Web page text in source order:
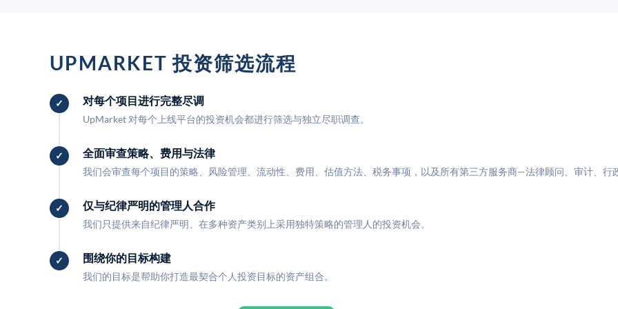
UPMARKET 投资筛选流程
对每个项目进行完整尽调
UpMarket 对每个上线平台的投资机会都进行筛选与独立尽职调查。
全面审查策略、费用与法律
我们会审查每个项目的策略、风险管理、流动性、费用、估值方法、税务事项，以及所有第三方服务商—法律顾问、审计、行
仅与纪律严明的管理人合作
我们只提供来自纪律严明、在多种资产类别上采用独特策略的管理人的投资机会。
围绕你的目标构建
我们的目标是帮助你打造最契合个人投资目标的资产组合。